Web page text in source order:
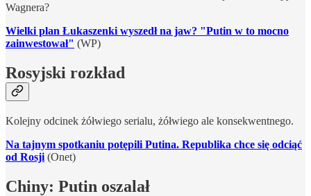
Wagnera?
Wielki plan Łukaszenki wyszedł na jaw? "Putin w to mocno
zainwestował" (WP)
Rosyjski rozkład
Kolejny odcinek żółwiego serialu, żółwiego ale konsekwentnego.
Na tajnym spotkaniu potępili Putina. Republika chce się odciąć
od Rosji (Onet)
Chiny: Putin oszalał